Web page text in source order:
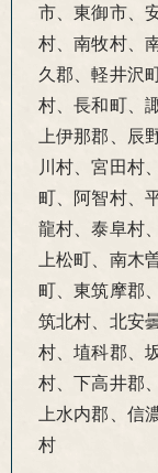
市、東御市、
村、南牧村、
久郡、軽井沢
村、長和町、
上伊那郡、辰
川村、宮田村
町、阿智村、
龍村、泰阜村
上松町、南木
町、東筑摩郡
筑北村、北安
村、埴科郡、
村、下高井郡
上水内郡、信
村